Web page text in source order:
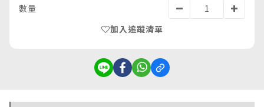
數量
加入追蹤清單